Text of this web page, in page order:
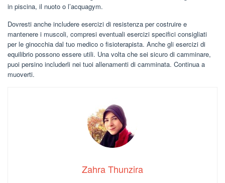
in piscina, il nuoto o l’acquagym.
Dovresti anche includere esercizi di resistenza per costruire e
mantenere i muscoli, compresi eventuali esercizi specifici consigliati
per le ginocchia dal tuo medico o fisioterapista. Anche gli esercizi di
equilibrio possono essere utili. Una volta che sei sicuro di camminare,
puoi persino includerli nei tuoi allenamenti di camminata. Continua a
muoverti.
Zahra Thunzira